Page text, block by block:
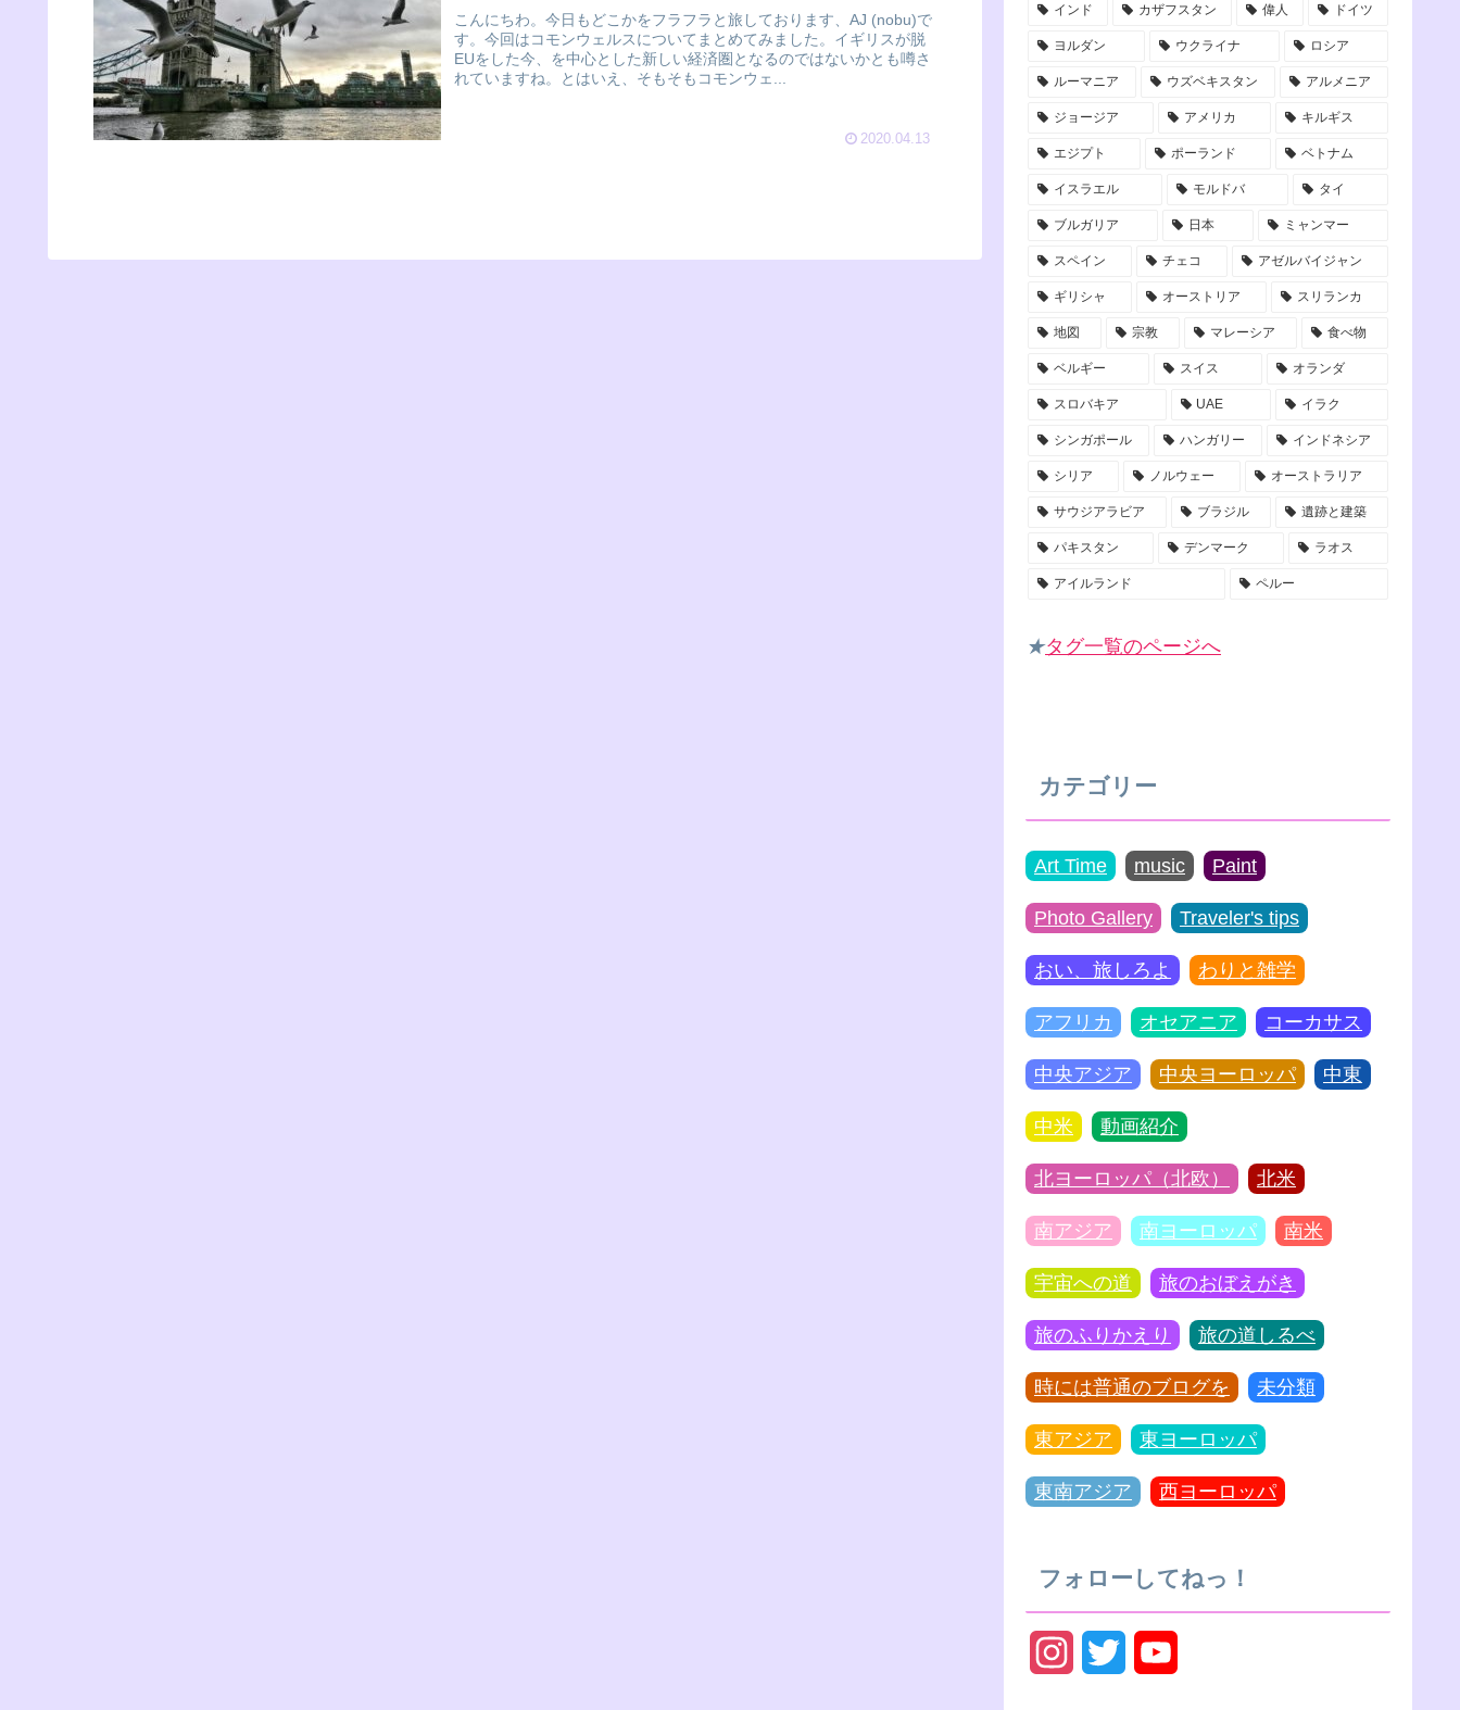
こんにちわ。今日もどこかをフラフラと旅しております、AJ (nobu)で
す。今回はコモンウェルスについてまとめてみました。イギリスが脱
EUをした今、を中心とした新しい経済圏となるのではないかとも噂さ
れていますね。とはいえ、そもそもコモンウェ...
2020.04.13
インド カザフスタン 偉人 ドイツ
ヨルダン ウクライナ ロシア
ルーマニア ウズベキスタン アルメニア
ジョージア アメリカ キルギス
エジプト ポーランド ベトナム
イスラエル モルドバ タイ
ブルガリア 日本 ミャンマー
スペイン チェコ アゼルバイジャン
ギリシャ オーストリア スリランカ
地図 宗教 マレーシア 食べ物
ベルギー スイス オランダ
スロバキア UAE イラク
シンガポール ハンガリー インドネシア
シリア ノルウェー オーストラリア
サウジアラビア ブラジル 遺跡と建築
パキスタン デンマーク ラオス
アイルランド ペルー
★タグ一覧のページへ
カテゴリー
Art Time music Paint
Photo Gallery Traveler's tips
おい、旅しろよ わりと雑学
アフリカ オセアニア コーカサス
中央アジア 中央ヨーロッパ 中東
中米 動画紹介
北ヨーロッパ（北欧） 北米
南アジア 南ヨーロッパ 南米
宇宙への道 旅のおぼえがき
旅のふりかえり 旅の道しるべ
時には普通のブログを 未分類
東アジア 東ヨーロッパ
東南アジア 西ヨーロッパ
フォローしてねっ！